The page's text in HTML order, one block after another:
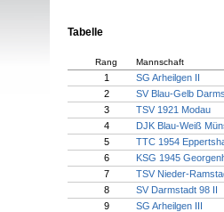
Tabelle
Rang Mannschaft
1
SG Arheilgen II
2
SV Blau-Gelb
3
TSV 1921 Modau
4
DJK Blau-Weiß
5
TTC 1954
6
KSG 1945
7
TSV Nieder-
8
SV Darmstadt 98 II
9
SG Arheilgen III